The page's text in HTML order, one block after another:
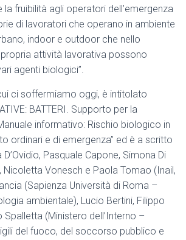
la fruibilità agli operatori dell’emergenza
di lavoratori che operano in ambiente
indoor e outdoor che nello
attività lavorativa possono
agenti biologici”.
ci soffermiamo oggi, è intitolato
BATTERI. Supporto per la
informativo: Rischio biologico in
ordinari e di emergenza” ed è a scritto
Pasquale Capone, Simona Di
Nicoletta Vonesch e Paola Tomao (Inail,
(Sapienza Università di Roma –
ambientale), Lucio Bertini, Filippo
(Ministero dell’Interno –
del fuoco, del soccorso pubblico e